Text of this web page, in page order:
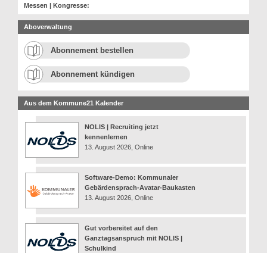
Messen | Kongresse:
Aboverwaltung
Abonnement bestellen
Abonnement kündigen
Aus dem Kommune21 Kalender
NOLIS | Recruiting jetzt
kennenlernen
13. August 2026, Online
Software-Demo: Kommunaler
Gebärdensprach-Avatar-Baukasten
13. August 2026, Online
Gut vorbereitet auf den
Ganztagsanspruch mit NOLIS |
Schulkind